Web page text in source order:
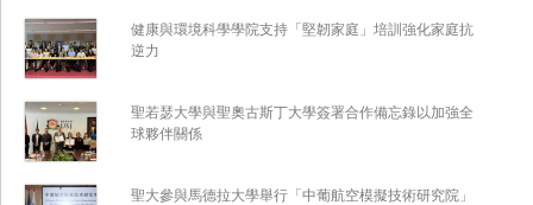
健康與環境科學學院支持「堅韌家庭」培訓強化家庭抗
逆力
聖若瑟大學與聖奧古斯丁大學簽署合作備忘錄以加強全
球夥伴關係
聖大參與馬德拉大學舉行「中葡航空模擬技術研究院」